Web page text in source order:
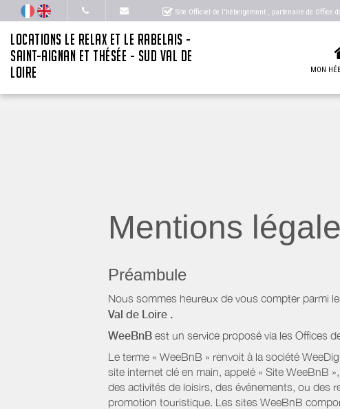
Site Officiel de l'hébergement , partenaire de Office
LOCATIONS LE RELAX ET LE RABELAIS -
SAINT-AIGNAN ET THÉSÉE - SUD VAL DE
LOIRE
MON
Mentions
Préambule
Nous sommes heureux de vous compter parmi
Val de Loire .
WeeBnB est un service proposé via les Offices
Le terme « WeeBnB » renvoit à la société
site internet clé en main, appelé « Site WeeBnB
des activités de loisirs, des événements, ou des
promotion touristique. Les sites WeeBnB